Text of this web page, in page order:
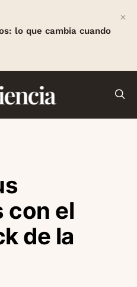
lo que cambia cuando
×
con el
de la